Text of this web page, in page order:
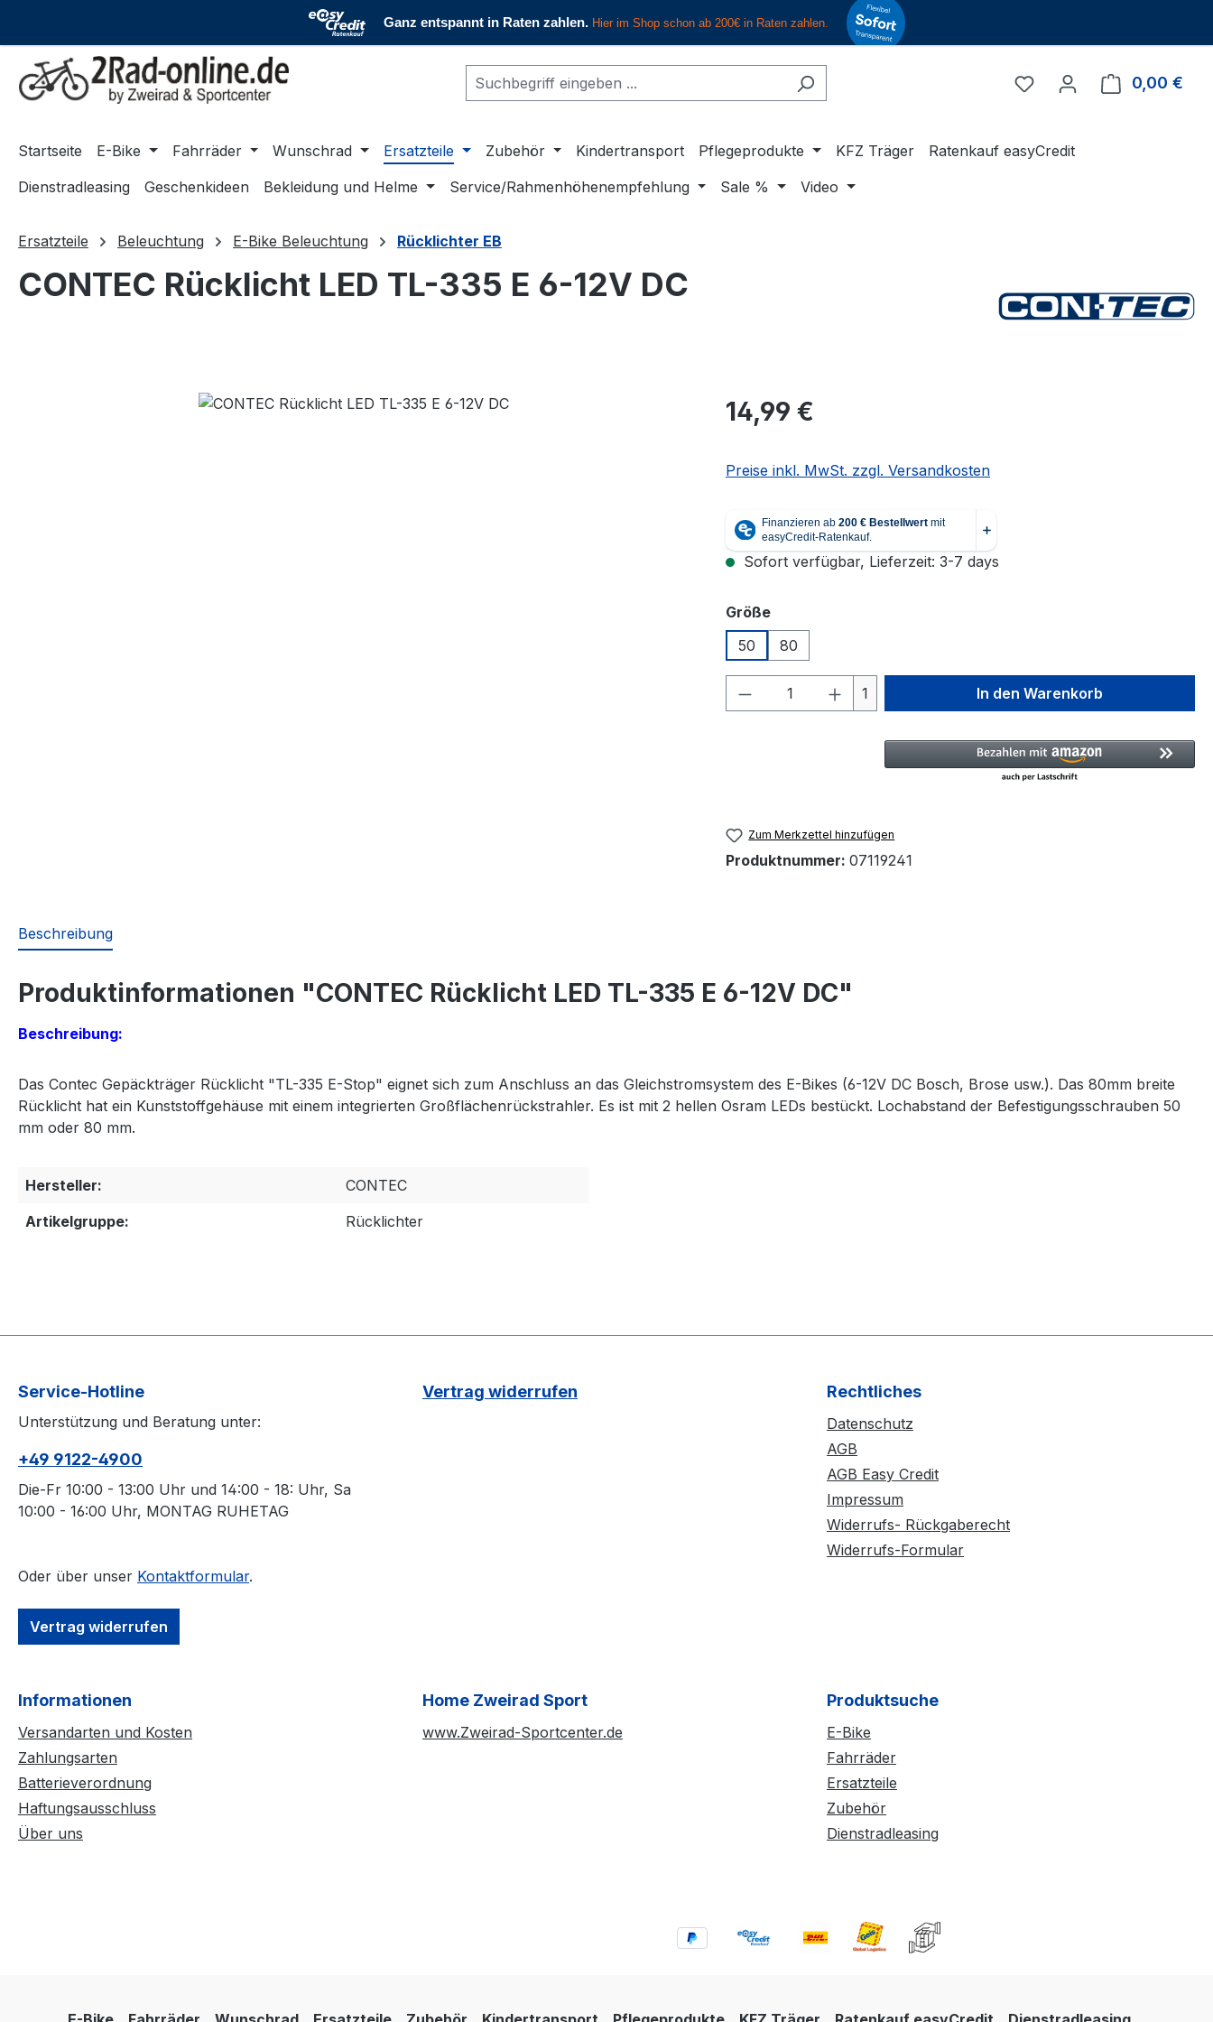
Hauptinhalt springen
Zur Suche springen
Zur Hauptnavigation springen
Du hast 0 Produkte auf
0,00 €
Startseite E-Bike Fahrräder Wunschrad Ersatzteile Zubehör Kindertransport Pflegeprodukte KFZ Träger
Ratenkauf easyCredit
Dienstradleasing
Geschenkideen Bekleidung und Helme Service/Rahmenhöhenempfehlung Sale % Video
Ersatzteile Beleuchtung E-Bike Beleuchtung Rücklichter EB
CONTEC Rücklicht LED TL-335 E 6-12V DC
Regulärer Preis:
14,99 €
Preise inkl. MwSt. zzgl. Versandkosten
Sofort verfügbar, Lieferzeit: 3-7 days
Größeauswählen
50
80
Produkt Anzahl: Gib den gewünschten Wert
1 In den Warenkorb
Zum Merkzettel hinzufügen
Produktnummer: 07119241
Beschreibung
Produktinformationen "CONTEC Rücklicht LED TL-335 E 6-12V DC"
Beschreibung:
Das Contec Gepäckträger Rücklicht "TL-335 E-Stop" eignet sich zum Anschluss an das Gleichstromsystem des E-Bikes (6-12V DC Bosch, Brose usw.). Das 80mm breite
Rücklicht hat ein Kunststoffgehäuse mit einem integrierten Großflächenrückstrahler. Es ist mit 2 hellen Osram LEDs bestückt. Lochabstand der Befestigungsschrauben 50
mm oder 80 mm.
Hersteller:
CONTEC
Artikelgruppe:
Rücklichter
Service-Hotline
Unterstützung und Beratung unter:
+49 9122-4900
Die-Fr 10:00 - 13:00 Uhr und 14:00 - 18: Uhr, Sa
10:00 - 16:00 Uhr, MONTAG RUHETAG
Oder über unser Kontaktformular.
Vertrag widerrufen
Vertrag widerrufen Rechtliches
Datenschutz
AGB
AGB Easy Credit
Impressum
Widerrufs- Rückgaberecht
Widerrufs-Formular
Informationen
Versandarten und Kosten
Zahlungsarten
Batterieverordnung
Haftungsausschluss
Über uns
Home Zweirad Sport
www.Zweirad-Sportcenter.de
Produktsuche
E-Bike
Fahrräder
Ersatzteile
Zubehör
Dienstradleasing